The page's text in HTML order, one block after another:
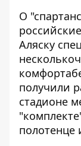
О
Аляску
получили
стадионе
полотенце